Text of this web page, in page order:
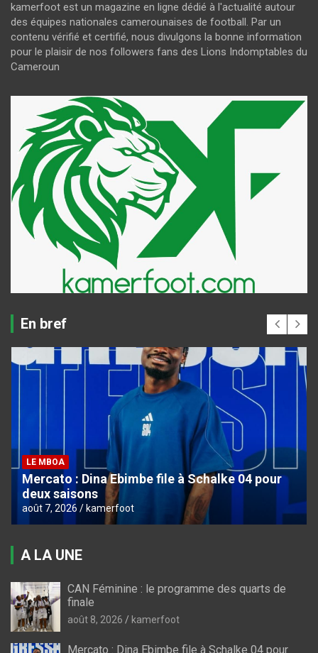
kamerfoot est un magazine en ligne dédié à l'actualité autour
des équipes nationales camerounaises de football. Par un
contenu vérifié et certifié, nous divulgons la bonne information
pour le plaisir de nos followers fans des Lions Indomptables du
Cameroun
En bref
LE MBOA
Mercato : Dina Ebimbe file à Schalke 04 pour
deux saisons
août 7, 2026 kamerfoot
A LA UNE
CAN Féminine : le programme des quarts de
finale
août 8, 2026 kamerfoot
Mercato : Dina Ebimbe file à Schalke 04 pour